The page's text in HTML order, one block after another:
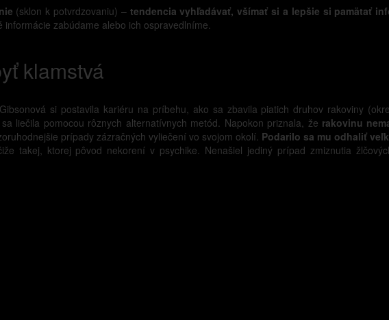
(sklon k potvrdzovaniu) – tendencia vyhľadávať, všímať si a lepšie si pamätať
informácie zabúdame alebo ich ospravedlníme.
klamstvá
si postavila kariéru na príbehu, ako sa zbavila piatich druhov rakoviny
liečila pomocou rôznych alternatívnych metód. Napokon priznala, že rakovinu
prípady zázračných vyliečení vo svojom okolí. Podarilo sa mu odhaliť
takej, ktorej pôvod nekorení v psychike. Nenašiel jediný prípad zmiznutia